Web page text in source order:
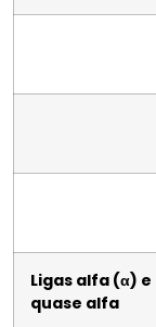
Ligas alfa (α) e
quase alfa